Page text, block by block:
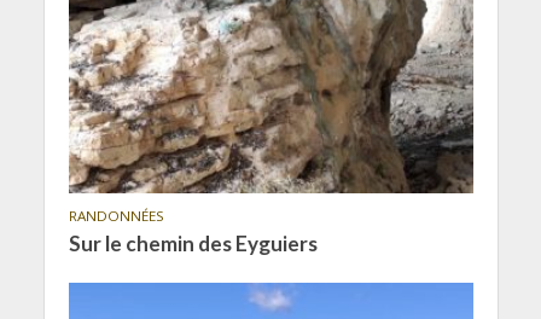
RANDONNÉES
Sur le chemin des Eyguiers